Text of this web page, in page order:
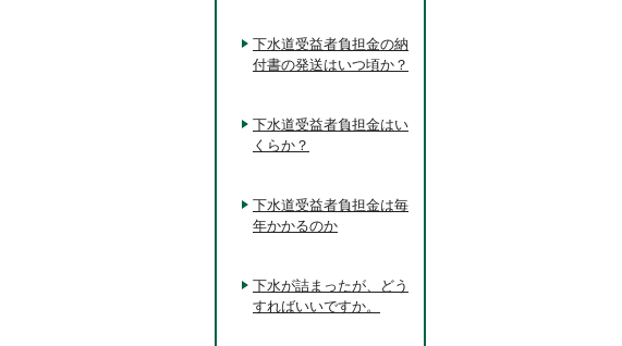
下水道受益者負担金の納
付書の発送はいつ頃か？
下水道受益者負担金はい
くらか？
下水道受益者負担金は毎
年かかるのか
下水が詰まったが、どう
すればいいですか。